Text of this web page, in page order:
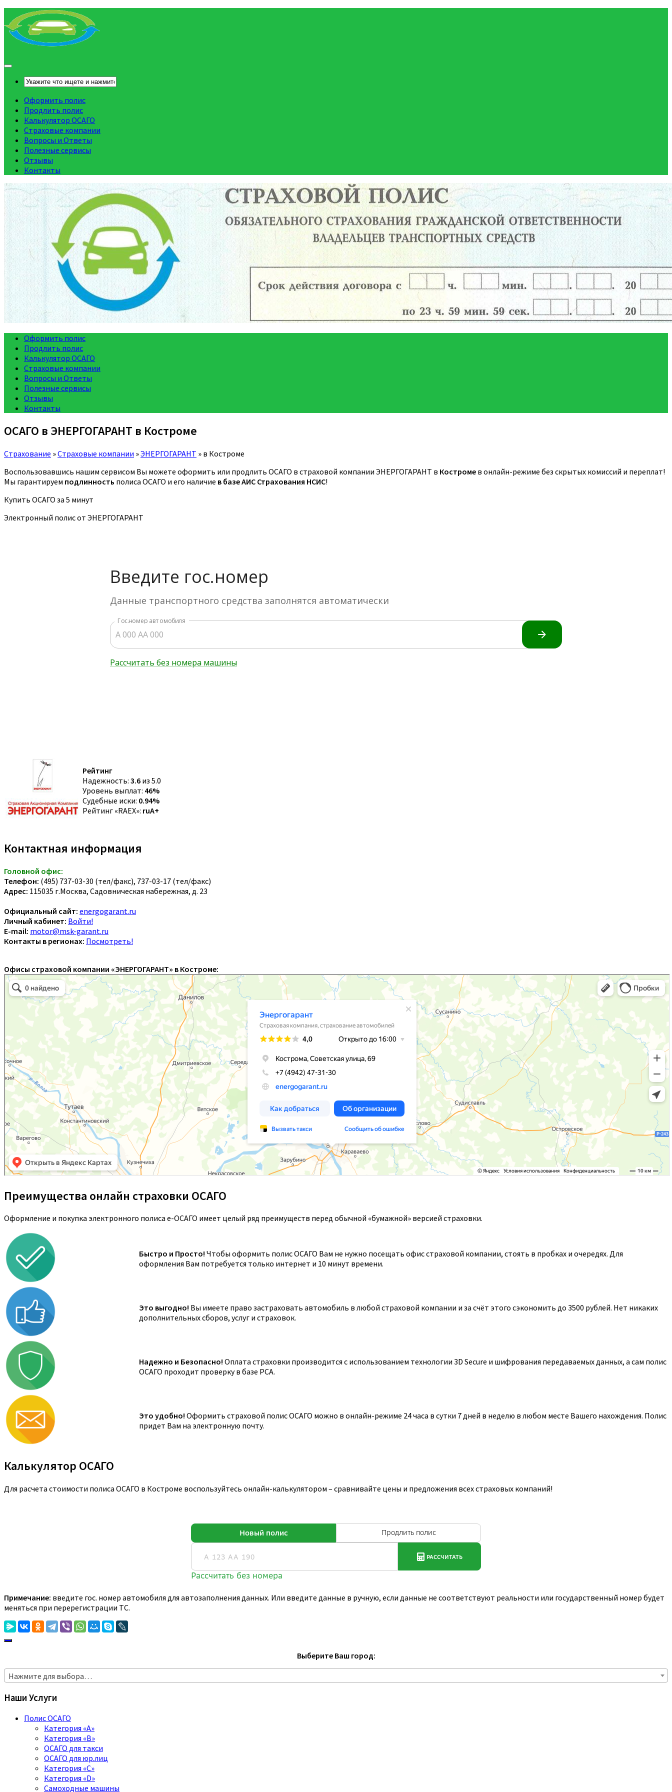
Оформить полис
Продлить полис
Калькулятор ОСАГО
Страховые компании
Вопросы и Ответы
Полезные сервисы
Отзывы
Контакты
Оформить полис
Продлить полис
Калькулятор ОСАГО
Страховые компании
Вопросы и Ответы
Полезные сервисы
Отзывы
Контакты
ОСАГО в ЭНЕРГОГАРАНТ в Костроме
Страхование »Страховые компании »ЭНЕРГОГАРАНТ » в Костроме
Воспользовавшись нашим сервисом Вы можете оформить или продлить ОСАГО в страховой компании ЭНЕРГОГАРАНТ в Костроме в онлайн-режиме без скрытых комиссий и переплат!
Мы гарантируем подлинность полиса ОСАГО и его наличие в базе АИС Страхования НСИС!
Купить ОСАГО за 5 минут
Электронный полис от ЭНЕРГОГАРАНТ
Рейтинг
Надежность: 3.6 из 5.0
Уровень выплат: 46%
Судебные иски: 0.94%
Рейтинг «RAEX»: ruA+
Контактная информация
Головной офис:
Телефон: (495) 737-03-30 (тел/факс), 737-03-17 (тел/факс)
Адрес: 115035 г.Москва, Садовническая набережная, д. 23
Официальный сайт: energogarant.ru
Личный кабинет: Войти!
E-mail: motor@msk-garant.ru
Контакты в регионах: Посмотреть!
Офисы страховой компании «ЭНЕРГОГАРАНТ» в Костроме:
Преимущества онлайн страховки ОСАГО
Оформление и покупка электронного полиса е-ОСАГО имеет целый ряд преимуществ перед обычной «бумажной» версией страховки.
Быстро и Просто! Чтобы оформить полис ОСАГО Вам не нужно посещать офис страховой компании, стоять в пробках и очередях. Для
оформления Вам потребуется только интернет и 10 минут времени.
Это выгодно! Вы имеете право застраховать автомобиль в любой страховой компании и за счёт этого сэкономить до 3500 рублей. Нет никаких
дополнительных сборов, услуг и страховок.
Надежно и Безопасно! Оплата страховки производится с использованием технологии 3D Secure и шифрования передаваемых данных, а сам полис
ОСАГО проходит проверку в базе РСА.
Это удобно! Оформить страховой полис ОСАГО можно в онлайн-режиме 24 часа в сутки 7 дней в неделю в любом месте Вашего нахождения. Полис
придет Вам на электронную почту.
Калькулятор ОСАГО
Для расчета стоимости полиса ОСАГО в Костроме воспользуйтесь онлайн-калькулятором – сравнивайте цены и предложения всех страховых компаний!
Примечание: введите гос. номер автомобиля для автозаполнения данных. Или введите данные в ручную, если данные не соответствуют реальности или государственный номер будет
меняться при перерегистрации ТС.
Выберите Ваш город:
Нажмите для выбора…
Наши Услуги
Полис ОСАГО
Категория «A»
Категория «B»
ОСАГО для такси
ОСАГО для юр.лиц
Категория «C»
Категория «D»
Самоходные машины